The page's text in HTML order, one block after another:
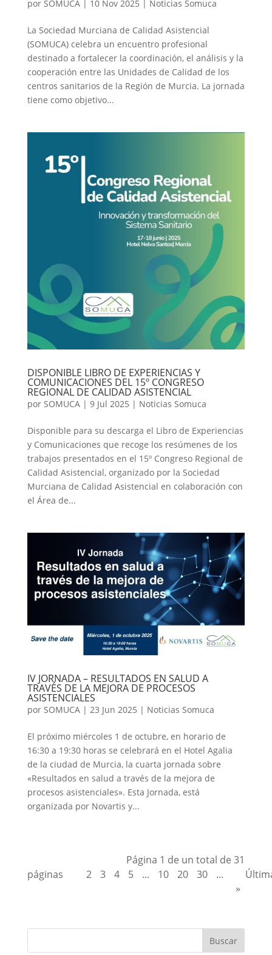
por SOMUCA| 10 Nov 2025 Noticias Somuca
La Sociedad Murciana de Calidad Asistencial
(SOMUCA) celebra un encuentro profesional
destinado a fortalecer la coordinación, el análisis y la
cooperación entre las Unidades de Calidad de los
centros sanitarios de la Región de Murcia. La jornada
tiene como objetivo...
DISPONIBLE LIBRO DE EXPERIENCIAS Y
COMUNICACIONES DEL 15º CONGRESO
REGIONAL DE CALIDAD ASISTENCIAL
por SOMUCA| 9 Jul 2025 | Noticias Somuca
Disponible para su descarga el Libro de Experiencias
y Comunicaciones que recoge los resúmenes de los
trabajos presentados en el 15º Congreso Regional de
Calidad Asistencial, organizado por la Sociedad
Murciana de Calidad Asistencial en colaboración con
el Área de...
IV JORNADA – RESULTADOS EN SALUD A
TRAVÉS DE LA MEJORA DE PROCESOS
ASISTENCIALES
por SOMUCA| 23 Jun 2025 | Noticias Somuca
El próximo miércoles 1 de octubre, en horario de
16:30 a 19:30 horas se celebrará en el Hotel Agalia
de la ciudad de Murcia, la cuarta jornada sobre
«Resultados en salud a través de la mejora de
procesos asistenciales». Esta Jornada, está
organizada por Novartis y...
Página 1 de un total de 31
páginas
2 3 4 5 ... 10 20 30 ...
»